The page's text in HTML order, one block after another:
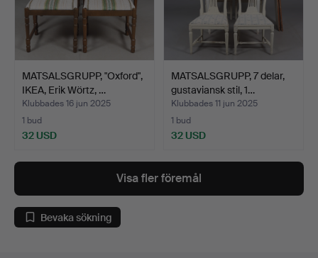
MATSALSGRUPP, "Oxford",
IKEA, Erik Wörtz, …
Klubbades 16 jun 2025
1 bud
32 USD
MATSALSGRUPP, 7 delar,
gustaviansk stil, 1…
Klubbades 11 jun 2025
1 bud
32 USD
Visa fler föremål
Bevaka sökning